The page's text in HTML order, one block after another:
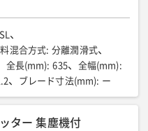
混合方式: 分離潤滑式
全長(mm): 635 全幅(mm):
ブレード寸法(mm): ー
ター 集塵機付